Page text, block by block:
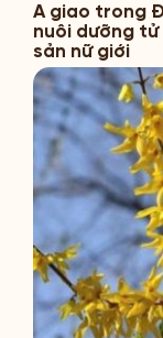
A giao trong
nuôi dưỡng tử
sản nữ giới